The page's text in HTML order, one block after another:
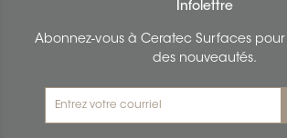
Infolettre
Abonnez-vous à Ceratec Surfaces
des nouveautés.